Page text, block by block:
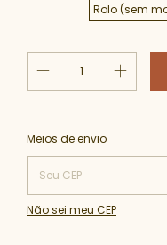
Rolo (sem
Entregas para o CEP:
Meios de envio
Não sei meu CEP